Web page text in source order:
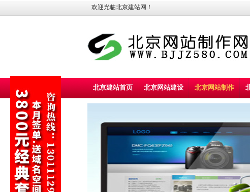
欢迎光临北京建站网！
北京建站首页 北京网站建设 北京网站制作